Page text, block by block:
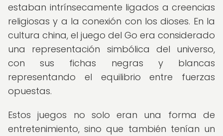
estaban intrínsecamente ligados a creencias
religiosas y a la conexión con los dioses. En la
cultura china, el juego del Go era considerado
una representación simbólica del universo,
con sus fichas negras y blancas
representando el equilibrio entre fuerzas
opuestas.
Estos juegos no solo eran una forma de
entretenimiento, sino que también tenían un